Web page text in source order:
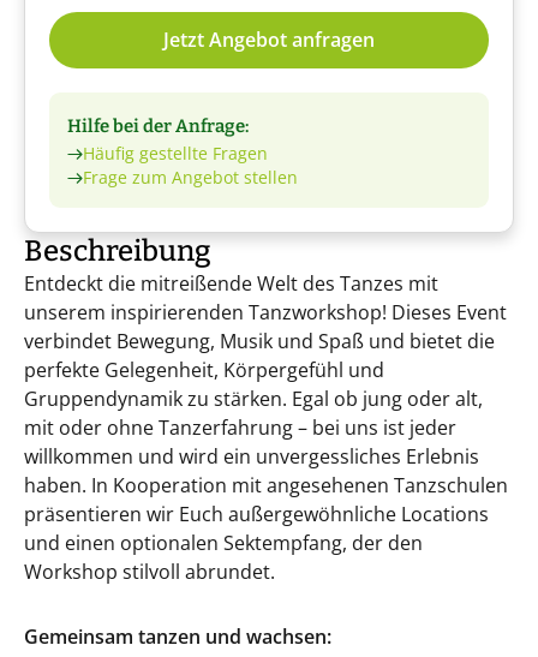
Jetzt Angebot anfragen
Hilfe bei der Anfrage:
Häufig gestellte Fragen
Frage zum Angebot stellen
Beschreibung
Entdeckt die mitreißende Welt des Tanzes mit
unserem inspirierenden Tanzworkshop! Dieses Event
verbindet Bewegung, Musik und Spaß und bietet die
perfekte Gelegenheit, Körpergefühl und
Gruppendynamik zu stärken. Egal ob jung oder alt,
mit oder ohne Tanzerfahrung – bei uns ist jeder
willkommen und wird ein unvergessliches Erlebnis
haben. In Kooperation mit angesehenen Tanzschulen
präsentieren wir Euch außergewöhnliche Locations
und einen optionalen Sektempfang, der den
Workshop stilvoll abrundet.
Gemeinsam tanzen und wachsen: